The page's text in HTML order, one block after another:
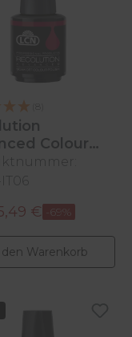
Colour
Preis:
€ -69%
den Warenkorb